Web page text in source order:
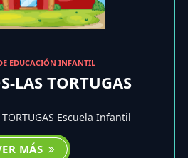
EDUCACIÓN INFANTIL
LAS TORTUGAS
TORTUGAS Escuela Infantil
MÁS